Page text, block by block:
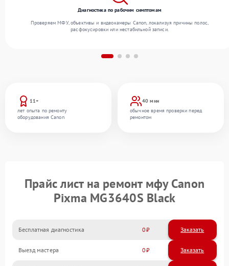
11+
лет опыта по ремонту
оборудования Canon
40 мин
обычное время проверки перед
ремонтом
Диагностика по рабочим симптомам
Проверяем МФУ, объективы и видеокамеры Canon, локализуя причины полос,
расфокусировки или нестабильной записи.
Прайс лист на ремонт мфу Canon
Pixma MG3640S Black
Бесплатная диагностика 0 Заказать
Выезд мастера 0 Заказать